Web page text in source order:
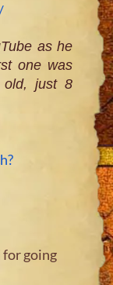
as he
one was
old, just 8
for going